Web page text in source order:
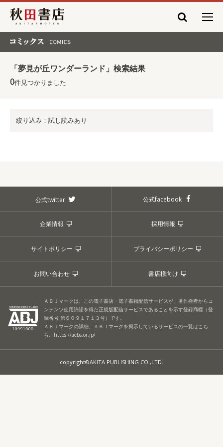
秋田書店
「夢見が丘ワンダーランド」検索結果
0件見つかりました
絞り込み：試し読みあり
公式twitter 公式facebook
企業情報 採用情報
サイトポリシー プライバシーポリシー
お問い合わせ 書店様向け
ＡＢＪマークは、この電子書店・電子書籍配信サービスが、著作権者からコ
ンテンツ使用許諾を得た正規版配信サービスであることを示す登録商標（登
録番号 第６０９１７１３号）です。
ＡＢＪマークの詳細、ＡＢＪマークを掲示しているサービスの一覧はこち
ら。 https://aebs.or.jp/
copyright©AKITA PUBLISHING CO.,LTD.